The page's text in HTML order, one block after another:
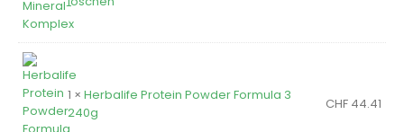
1 × Herbalife Protein Powder Formula 3
240g
CHF 44.41